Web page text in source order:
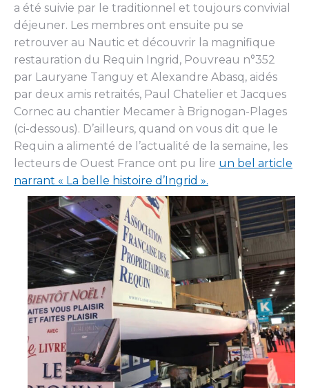
a été suivie par le traditionnel et toujours convivial
déjeuner. Les membres ont ensuite pu se
retrouver au Nautic et découvrir la magnifique
restauration du Requin Ingrid, Pouvreau n°352
par Lauryane Tanguy et Alexandre Abasq, aidés
par deux amis retraités, Paul Chatelier et Jacques
Cornec au chantier Mecamer à Brignogan-Plages
(ci-dessous). D’ailleurs, quand on vous dit que le
Requin a alimenté de l’actualité de la semaine, les
lecteurs de Ouest France ont pu lire un bel article
narrant « La belle histoire d’Ingrid ».